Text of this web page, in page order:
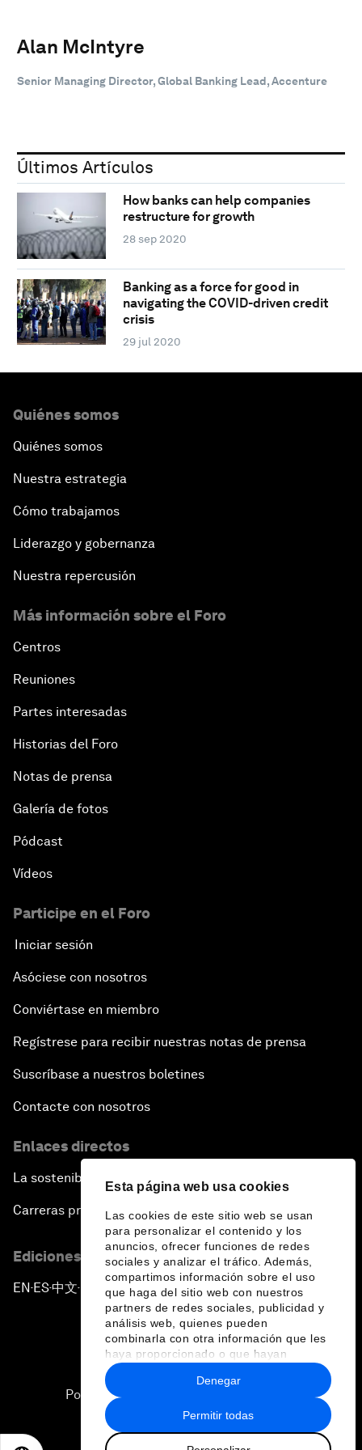
Esta página web usa cookies
Las cookies de este sitio web se usan
para personalizar el contenido y los
anuncios, ofrecer funciones de redes
sociales y analizar el tráfico. Además,
compartimos información sobre el uso
que haga del sitio web con nuestros
partners de redes sociales, publicidad y
análisis web, quienes pueden
combinarla con otra información que les
haya proporcionado o que hayan
recopilado a partir del uso que haya
hecho de sus servicios.
Permitir todas
Denegar
Alan McIntyre
Senior Managing Director, Global Banking Lead, Accenture
Últimos Artículos
How banks can help companies
restructure for growth
28 sep 2020
Banking as a force for good in
navigating the COVID-driven credit
crisis
29 jul 2020
Quiénes somos
Quiénes somos
Nuestra estrategia
Cómo trabajamos
Liderazgo y gobernanza
Nuestra repercusión
Más información sobre el Foro
Centros
Reuniones
Partes interesadas
Historias del Foro
Notas de prensa
Galería de fotos
Pódcast
Vídeos
Participe en el Foro
Iniciar sesión
Asóciese con nosotros
Conviértase en miembro
Regístrese para recibir nuestras notas de prensa
Suscríbase a nuestros boletines
Contacte con nosotros
Enlaces directos
La sostenibilidad en el Foro
Carreras profesionales
Ediciones en otros idiomas
EN ▪ES▪中文▪ 日本語
Política de privacidad y normas de uso
Sitemap